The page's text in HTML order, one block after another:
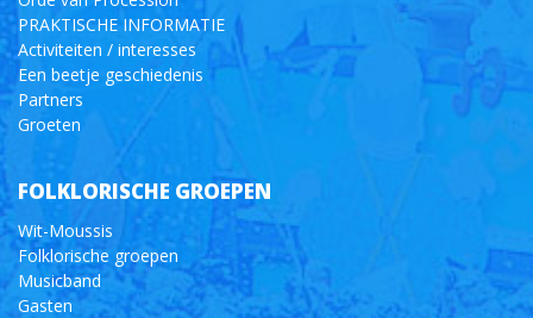
PRAKTISCHE INFORMATIE
Activiteiten / interesses
Een beetje geschiedenis
Partners
Groeten
FOLKLORISCHE GROEPEN
Wit-Moussis
Folklorische groepen
Musicband
Gasten